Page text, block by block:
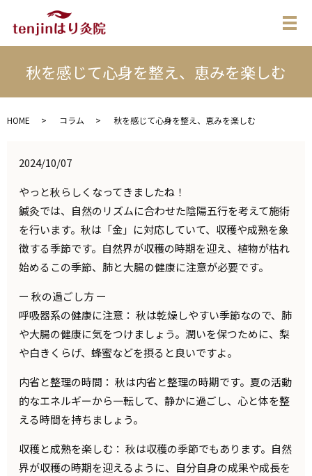
メ
秋を感じて心身を整え、恵みを楽しむ
HOME コラム 秋を感じて心身を整え、恵みを楽しむ
2024/10/07
やっと秋らしくなってきましたね！
鍼灸では、自然のリズムに合わせた陰陽五行を考えて施術
を行います。秋は「金」に対応していて、収穫や成熟を象
徴する季節です。自然界が収穫の時期を迎え、植物が枯れ
始めるこの季節、肺と大腸の健康に注意が必要です。
ー 秋の過ごし方 ー
呼吸器系の健康に注意： 秋は乾燥しやすい季節なので、肺
や大腸の健康に気をつけましょう。潤いを保つために、梨
や白きくらげ、蜂蜜などを摂ると良いですよ。
内省と整理の時間： 秋は内省と整理の時期です。夏の活動
的なエネルギーから一転して、静かに過ごし、心と体を整
える時間を持ちましょう。
収穫と成熟を楽しむ： 秋は収穫の季節でもあります。自然
界が収穫の時期を迎えるように、自分自身の成果や成長を